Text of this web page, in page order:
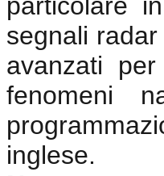
segnali
avanzati
fenomeni
inglese.